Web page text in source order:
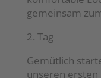
gemeinsam
2. Tag
Gemütlich
unseren